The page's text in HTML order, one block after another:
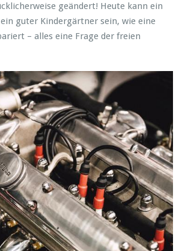
d
n
ü
e
c
h
a
n
i
k
e
r
n
n
geändert! Heute kann ein
guter Kindergärtner sein, wie eine
– alles eine Frage der freien